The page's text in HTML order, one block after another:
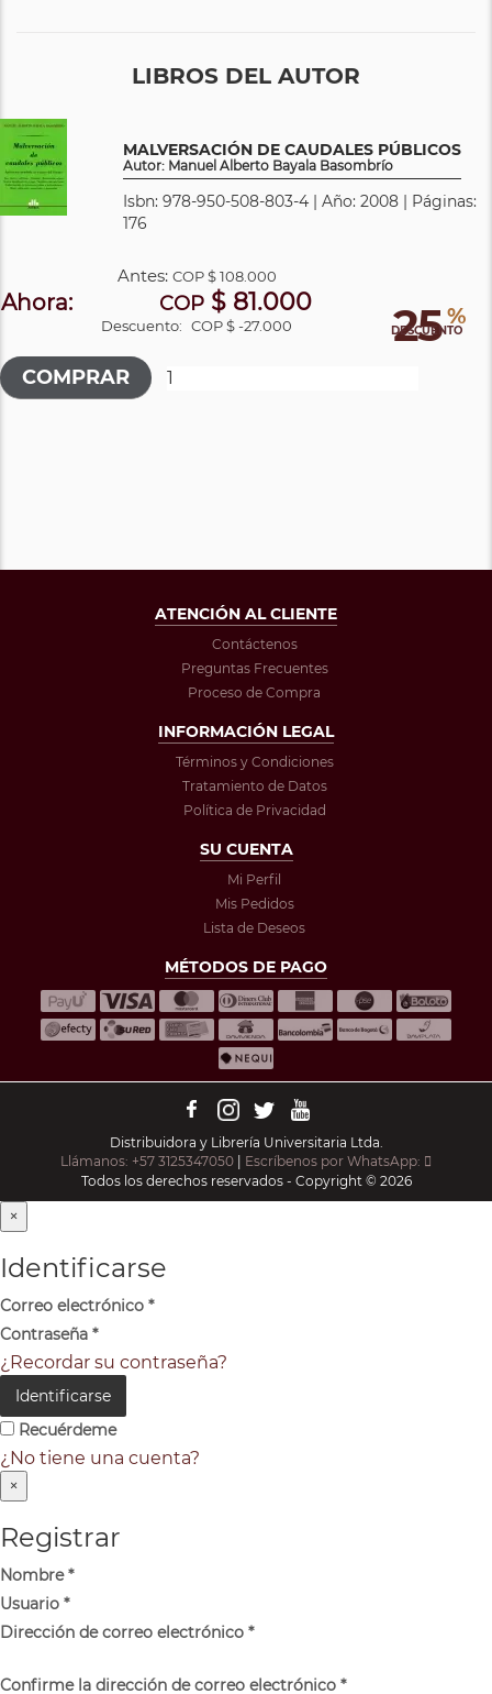
LIBROS DEL AUTOR
MALVERSACIÓN DE CAUDALES PÚBLICOS
Autor: Manuel Alberto Bayala Basombrío
Isbn: 978-950-508-803-4 | Año: 2008 | Páginas:
176
25 %
DESCUENTO
Antes: COP$ 108.000
Ahora: COP$ 81.000
Descuento: COP $ -27.000
ATENCIÓN AL CLIENTE
Contáctenos
Preguntas Frecuentes
Proceso de Compra
INFORMACIÓN LEGAL
Términos y Condiciones
Tratamiento de Datos
Política de Privacidad
SU CUENTA
Mi Perfil
Mis Pedidos
Lista de Deseos
MÉTODOS DE PAGO
Distribuidora y Librería Universitaria Ltda.
Llámanos: +57 3125347050 | Escríbenos por WhatsApp:
Todos los derechos reservados - Copyright © 2026
×
Identificarse
Correo electrónico *
Contraseña *
¿Recordar su contraseña?
Identificarse
Recuérdeme
¿No tiene una cuenta?
×
Registrar
Nombre*
Usuario *
Dirección de correo electrónico *
Confirme la dirección de correo electrónico *